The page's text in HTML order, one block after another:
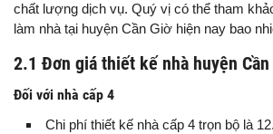
chất lượng dịch vụ. Quý vị có thể tham
làm nhà tại huyện Cần Giờ hiện nay bao
2.1 Đơn giá thiết kế nhà huyện Cần
Đối với nhà cấp 4
Chi phí thiết kế nhà cấp 4 trọn bộ là